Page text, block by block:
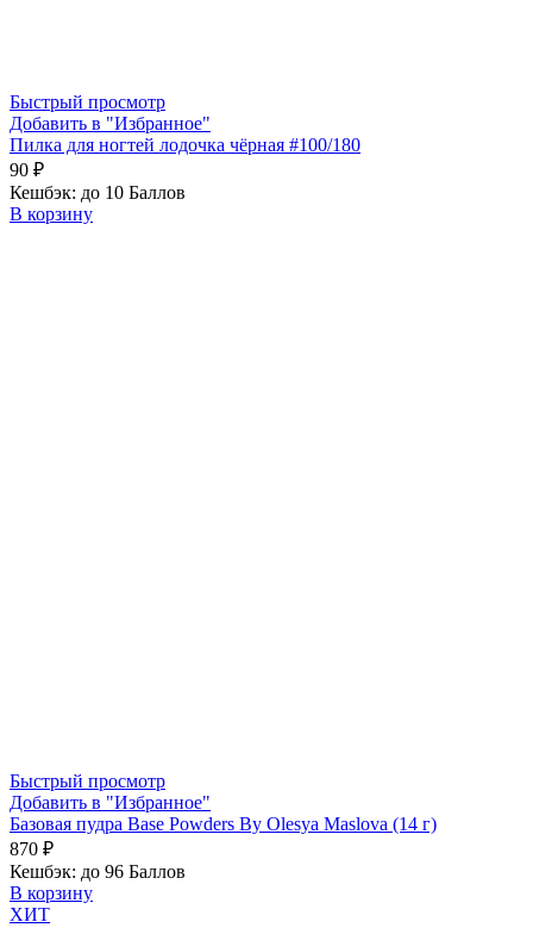
Быстрый просмотр
Добавить в "Избранное"
Пилка для ногтей лодочка чёрная #100/180
90 ₽
Кешбэк: до 10 Баллов
В корзину
Быстрый просмотр
Добавить в "Избранное"
Базовая пудра Base Powders By Olesya Maslova (14 г)
870 ₽
Кешбэк: до 96 Баллов
В корзину
ХИТ